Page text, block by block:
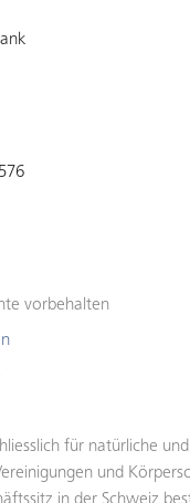
vorbehalten
für natürliche
und